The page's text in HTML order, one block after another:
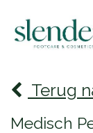
Terug
Medisch